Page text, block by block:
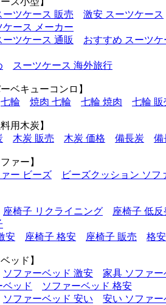
ーツケース 販売
激安 スーツケース
ケース メーカー
ーツケース 通販
おすすめ スーツケ
スーツケース 海外旅行
ベキューコンロ】
七輪 焼肉 七輪 七輪 焼肉 七輪 販
用木炭】
木炭 販売 木炭 価格 備長炭 備
ァー】
ー ビーズ ビーズクッション ソフ
座椅子 リクライニング
座椅子 低反
安 座椅子 格安 座椅子 販売 格
ッド】
ソファーベッド 激安
家具 ソファー
ベッド
ソファーベッド 格安
ソファーベッド 安い 安い ソファー